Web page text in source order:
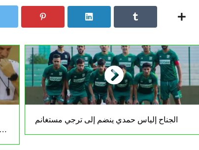
الجناح إلياس حمدي ينضم إلى ترجي مستغانم